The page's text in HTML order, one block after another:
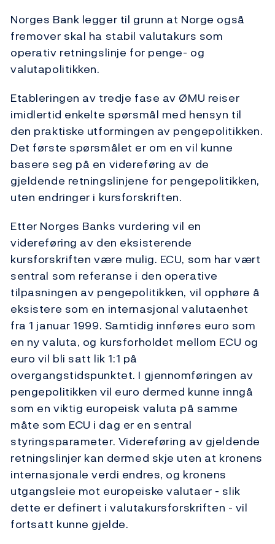
Norges Bank legger til grunn at Norge også
fremover skal ha stabil valutakurs som
operativ retningslinje for penge- og
valutapolitikken.
Etableringen av tredje fase av ØMU reiser
imidlertid enkelte spørsmål med hensyn til
den praktiske utformingen av pengepolitikken.
Det første spørsmålet er om en vil kunne
basere seg på en videreføring av de
gjeldende retningslinjene for pengepolitikken,
uten endringer i kursforskriften.
Etter Norges Banks vurdering vil en
videreføring av den eksisterende
kursforskriften være mulig. ECU, som har vært
sentral som referanse i den operative
tilpasningen av pengepolitikken, vil opphøre å
eksistere som en internasjonal valutaenhet
fra 1 januar 1999. Samtidig innføres euro som
en ny valuta, og kursforholdet mellom ECU og
euro vil bli satt lik 1:1 på
overgangstidspunktet. I gjennomføringen av
pengepolitikken vil euro dermed kunne inngå
som en viktig europeisk valuta på samme
måte som ECU i dag er en sentral
styringsparameter. Videreføring av gjeldende
retningslinjer kan dermed skje uten at kronens
internasjonale verdi endres, og kronens
utgangsleie mot europeiske valutaer - slik
dette er definert i valutakursforskriften - vil
fortsatt kunne gjelde.